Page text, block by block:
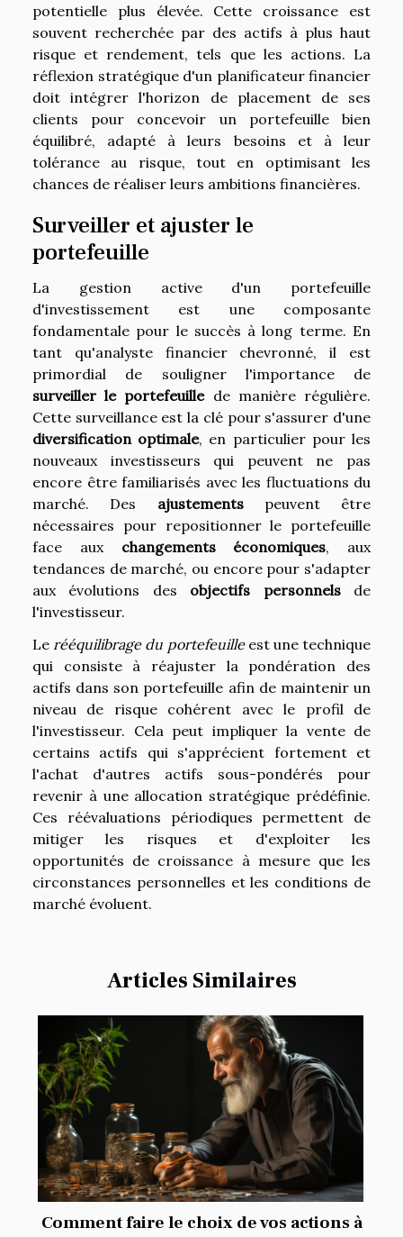
potentielle plus élevée. Cette croissance est
souvent recherchée par des actifs à plus haut
risque et rendement, tels que les actions. La
réflexion stratégique d'un planificateur financier
doit intégrer l'horizon de placement de ses
clients pour concevoir un portefeuille bien
équilibré, adapté à leurs besoins et à leur
tolérance au risque, tout en optimisant les
chances de réaliser leurs ambitions financières.
Surveiller et ajuster le
portefeuille
La gestion active d'un portefeuille
d'investissement est une composante
fondamentale pour le succès à long terme. En
tant qu'analyste financier chevronné, il est
primordial de souligner l'importance de
surveiller le portefeuillede manière régulière.
Cette surveillance est la clé pour s'assurer d'une
diversification optimale, en particulier pour les
nouveaux investisseurs qui peuvent ne pas
encore être familiarisés avec les fluctuations du
marché. Des ajustementspeuvent être
nécessaires pour repositionner le portefeuille
face aux changements économiques, aux
tendances de marché, ou encore pour s'adapter
aux évolutions des objectifs personnelsde
l'investisseur.
Lerééquilibrage du portefeuilleest une technique
qui consiste à réajuster la pondération des
actifs dans son portefeuille afin de maintenir un
niveau de risque cohérent avec le profil de
l'investisseur. Cela peut impliquer la vente de
certains actifs qui s'apprécient fortement et
l'achat d'autres actifs sous-pondérés pour
revenir à une allocation stratégique prédéfinie.
Ces réévaluations périodiques permettent de
mitiger les risques et d'exploiter les
opportunités de croissance à mesure que les
circonstances personnelles et les conditions de
marché évoluent.
Articles Similaires
Comment faire le choix de vos actions à